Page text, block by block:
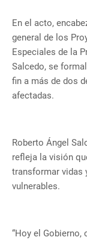
En el acto,
general de los
Especiales de la
Salcedo, se
fin a más de dos
afectadas.
Roberto Ángel
refleja la visión
transformar vidas
vulnerables.
“Hoy el Gobierno,